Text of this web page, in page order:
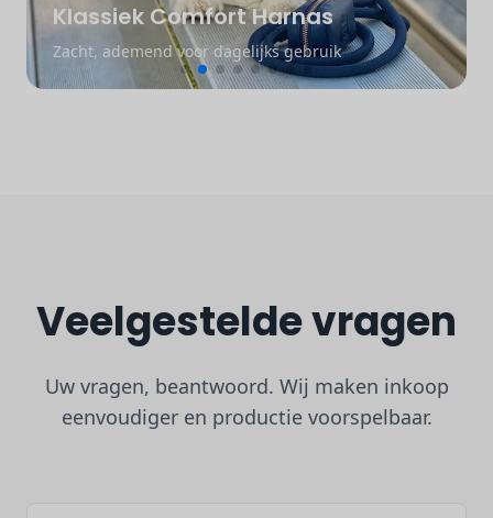
Klassiek Comfort Harnas
Zacht, ademend voor dagelijks gebruik
Veelgestelde vragen
Uw vragen, beantwoord. Wij maken inkoop
eenvoudiger en productie voorspelbaar.